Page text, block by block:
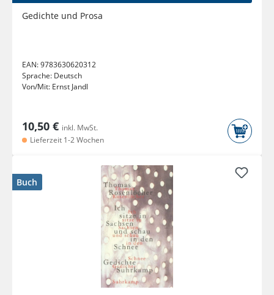
Gedichte und Prosa
EAN:9783630620312
Sprache: Deutsch
Von/Mit: Ernst Jandl
10,50 € inkl. MwSt.
Lieferzeit 1-2 Wochen
Buch